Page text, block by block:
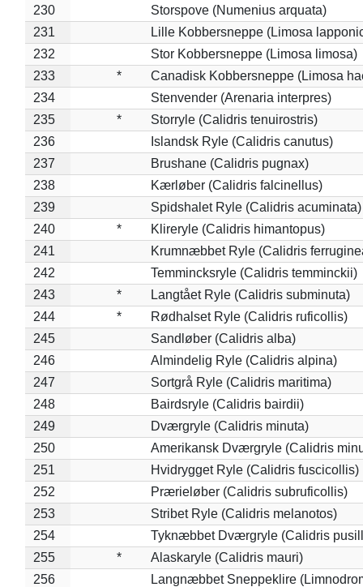
230
Storspove (Numenius arquata)
231
Lille Kobbersneppe (Limosa
232
Stor Kobbersneppe (Limosa limosa)
233
*
Canadisk Kobbersneppe (Limosa
234
Stenvender (Arenaria interpres)
235
*
Storryle (Calidris tenuirostris)
236
Islandsk Ryle (Calidris canutus)
237
Brushane (Calidris pugnax)
238
Kærløber (Calidris falcinellus)
239
Spidshalet Ryle (Calidris acuminata)
240
*
Klireryle (Calidris himantopus)
241
Krumnæbbet Ryle (Calidris
242
Temmincksryle (Calidris temminckii)
243
*
Langtået Ryle (Calidris subminuta)
244
*
Rødhalset Ryle (Calidris ruficollis)
245
Sandløber (Calidris alba)
246
Almindelig Ryle (Calidris alpina)
247
Sortgrå Ryle (Calidris maritima)
248
Bairdsryle (Calidris bairdii)
249
Dværgryle (Calidris minuta)
250
Amerikansk Dværgryle (Calidris
251
Hvidrygget Ryle (Calidris fuscicollis)
252
Prærieløber (Calidris subruficollis)
253
Stribet Ryle (Calidris melanotos)
254
Tyknæbbet Dværgryle (Calidris
255
*
Alaskaryle (Calidris mauri)
256
Langnæbbet Sneppeklire